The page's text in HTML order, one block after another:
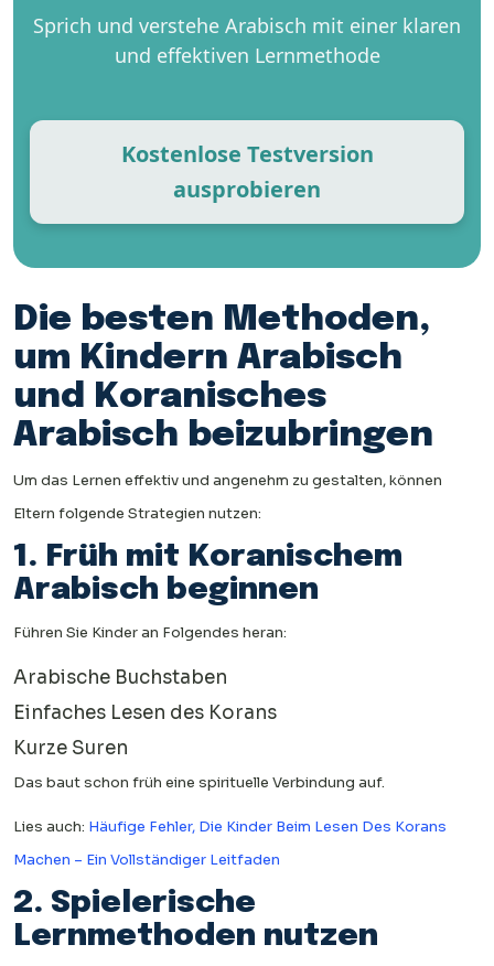
Sprich und verstehe Arabisch mit einer klaren
und effektiven Lernmethode
Kostenlose Testversion
ausprobieren
Die besten Methoden,
um Kindern Arabisch
und Koranisches
Arabisch beizubringen
Um das Lernen effektiv und angenehm zu gestalten, können
Eltern folgende Strategien nutzen:
1. Früh mit Koranischem
Arabisch beginnen
Führen Sie Kinder an Folgendes heran:
Arabische Buchstaben
Einfaches Lesen des Korans
Kurze Suren
Das baut schon früh eine spirituelle Verbindung auf.
Lies auch: Häufige Fehler, Die Kinder Beim Lesen Des Korans
Machen – Ein Vollständiger Leitfaden
2. Spielerische
Lernmethoden nutzen